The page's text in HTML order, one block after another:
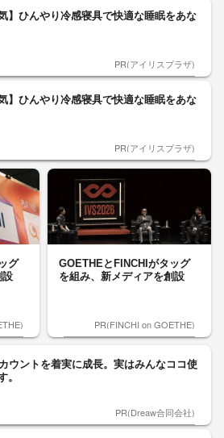
気】ひんやり冷感寝具で快適な睡眠をあな
PR(アイリスプラザ)
気】ひんやり冷感寝具で快適な睡眠をあな
PR(アイリスプラザ)
グ
設
GOETHEとFINCHIがタッグ
を組み、新メディアを創設
PR(FINCHI on GOETHE)
ウントを着実に成長。実はみんなココ使
。
PR(Dreaw合同会社)